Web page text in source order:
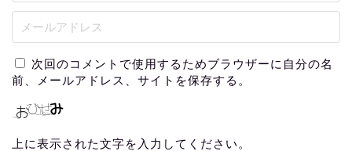
次回のコメントで使用するためブラウザーに自分の名
前、メールアドレス、サイトを保存する。
上に表示された文字を入力してください。